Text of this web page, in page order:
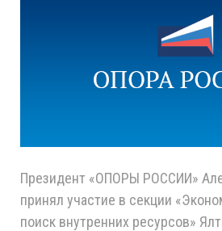
Президент «ОПОРЫ РОССИИ»
принял участие в секции
поиск внутренних ресурсов»